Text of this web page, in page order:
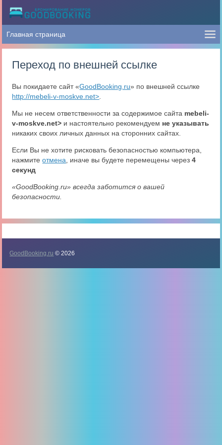
Переход по внешней ссылке
Вы покидаете сайт «GoodBooking.ru» по внешней ссылке
http://mebeli-v-moskve.net>
Мы не несем ответственности за содержимое сайта mebeli-
v-moskve.net> и настоятельно рекомендуем не указывать
никаких своих личных данных на сторонних сайтах.
Если Вы не хотите рисковать безопасностью компьютера,
нажмитеотмена , иначе вы будете перемещены через4
секунд
«GoodBooking.ru» всегда заботится о вашей
безопасности.
GoodBooking.ru © 2026